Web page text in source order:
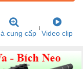
cung cấp Video clip